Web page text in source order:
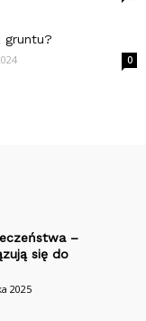
gruntu?
0
–
się do
2025